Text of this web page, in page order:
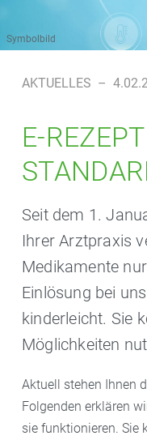
Symbolbild
AKTUELLES –
E-
Seit dem 1.
Ihrer Arztpraxis
Medikamente
Einlösung bei
kinderleicht. Sie
Möglichkeiten
Aktuell stehen Ihnen
Folgenden erklären
sie funktionieren. Sie